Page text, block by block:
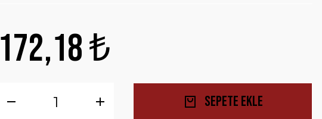
172,18 ₺
Sepete Ekle